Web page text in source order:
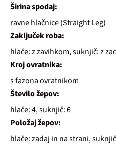
Širina spodaj:
ravne hlačnice (Straight Leg)
Zaključek roba:
hlače: z zavihkom, suknjič: z
Kroj ovratnika:
s fazona ovratnikom
Število žepov:
hlače: 4, suknjič: 6
Položaj žepov:
hlače: zadaj in na strani,